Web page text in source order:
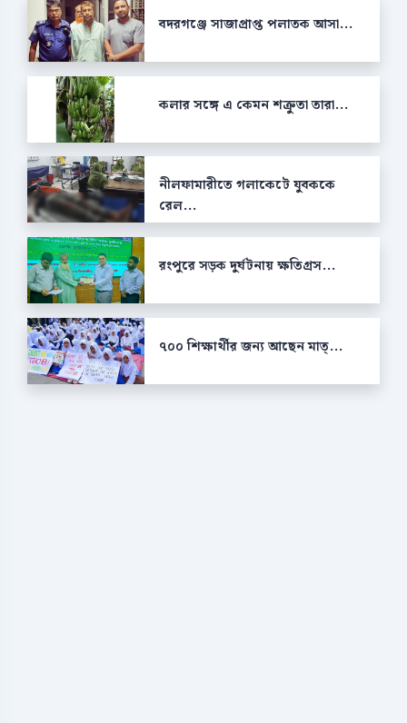
বদরগঞ্জে সাজাপ্রাপ্ত পলাতক আসা...
কলার সঙ্গে এ কেমন শক্রুতা তারা...
নীলফামারীতে গলাকেটে যুবককে
রেল...
রংপুরে সড়ক দুর্ঘটনায় ক্ষতিগ্রস...
৭০০ শিক্ষার্থীর জন্য আছেন মাত্...